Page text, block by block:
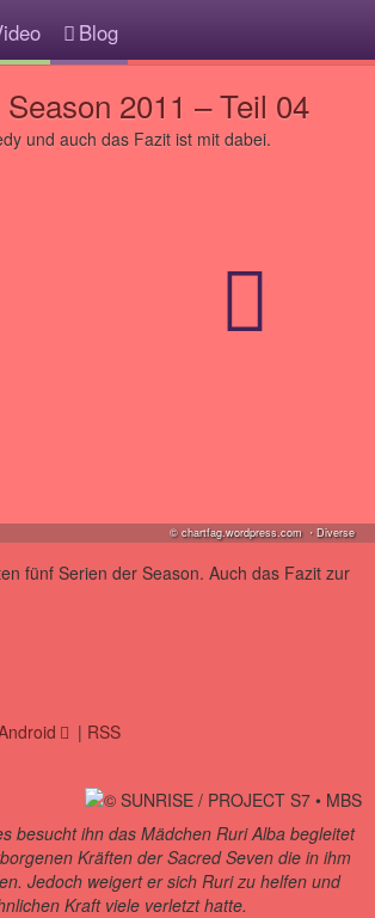
Blog
2011 – Teil 04
und auch das Fazit ist mit dabei.
© chartfag.wordpress.com ・Diverse
fünf Serien der Season. Auch das Fazit zur
| RSS
besucht ihn das Mädchen Ruri Alba begleitet
Kräften der Sacred Seven die in ihm
Jedoch weigert er sich Ruri zu helfen und
Kraft viele verletzt hatte.